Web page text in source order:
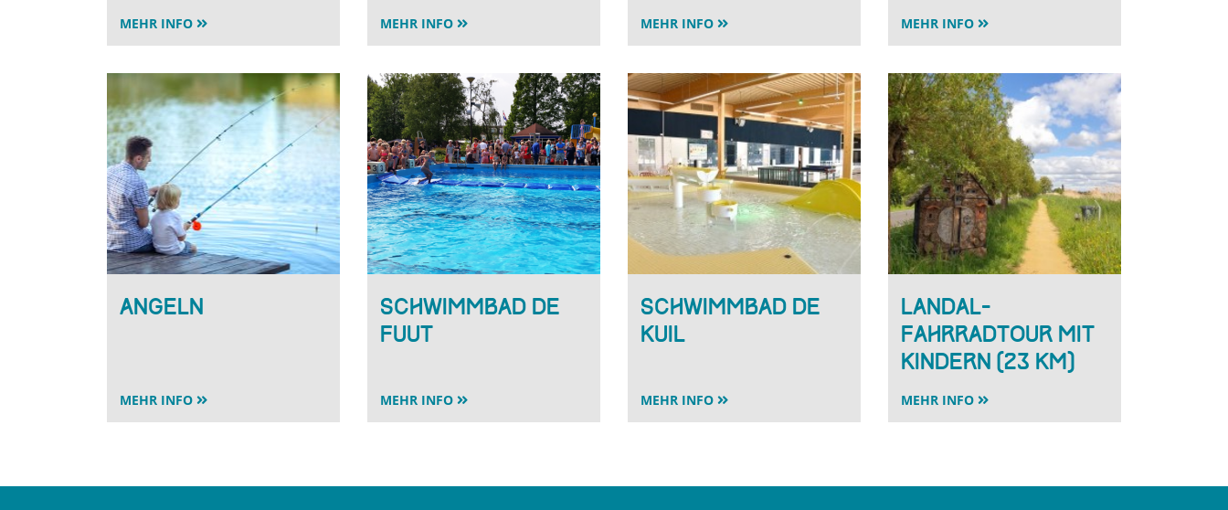
MEHR INFO MEHR INFO MEHR INFO MEHR INFO
Angeln
MEHR INFO
Schwimmbad De
Fuut
MEHR INFO
Schwimmbad De
Kuil
MEHR INFO
Landal-
Fahrradtour mit
Kindern (23 km)
MEHR INFO